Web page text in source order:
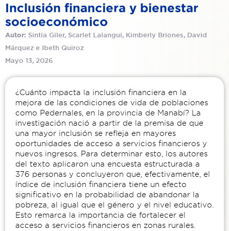
Inclusión financiera y bienestar
socioeconómico
Autor: Sintia Giler, Scarlet Lalangui, Kimberly Briones, David
Márquez e Ibeth Quiroz
Mayo 13, 2026
¿Cuánto impacta la inclusión financiera en la
mejora de las condiciones de vida de poblaciones
como Pedernales, en la provincia de Manabí? La
investigación nació a partir de la premisa de que
una mayor inclusión se refleja en mayores
oportunidades de acceso a servicios financieros y
nuevos ingresos. Para determinar esto, los autores
del texto aplicaron una encuesta estructurada a
376 personas y concluyeron que, efectivamente, el
índice de inclusión financiera tiene un efecto
significativo en la probabilidad de abandonar la
pobreza, al igual que el género y el nivel educativo.
Esto remarca la importancia de fortalecer el
acceso a servicios financieros en zonas rurales.